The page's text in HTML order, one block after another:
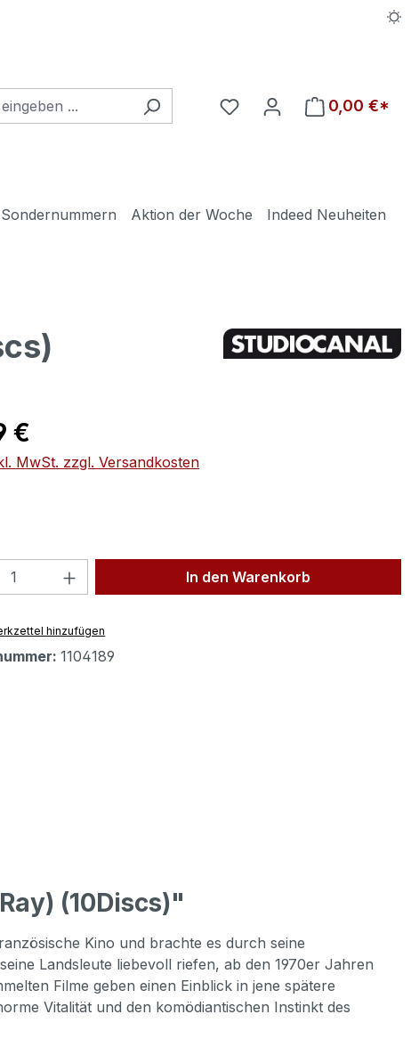
Du hast 0 Produkte auf
0,00 €*
Aktion der Woche
Indeed Neuheiten
€
MwSt. zzgl. Versandkosten
Anzahl: Gib den gewünschten Wert
In den Warenkorb
hinzufügen
1104189
(10Discs)"
Kino und brachte es durch seine
Landsleute liebevoll riefen, ab den 1970er Jahren
Filme geben einen Einblick in jene spätere
Vitalität und den komödiantischen Instinkt des